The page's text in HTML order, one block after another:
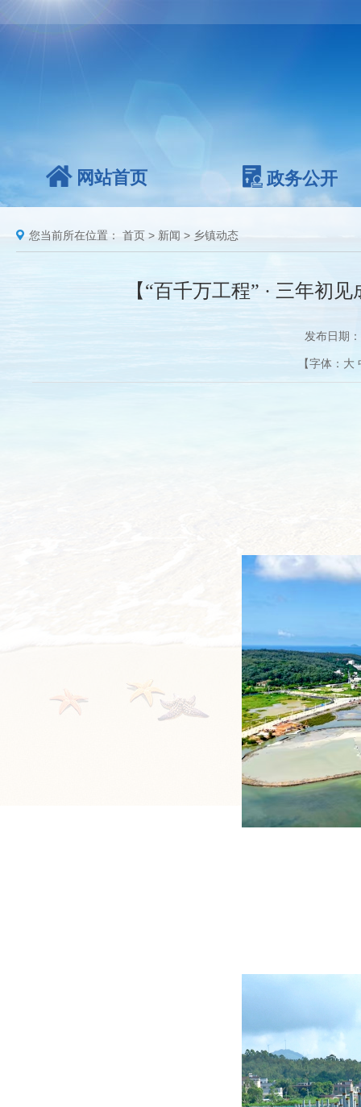
网站首页 政务公开
您当前所在位置： 首页 > 新闻 > 乡镇动态
【“百千万工程” · 三年初
发布日期
【字体： 大